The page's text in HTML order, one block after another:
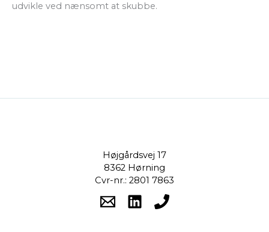
udvikle ved nænsomt at skubbe.
Højgårdsvej 17
8362 Hørning
Cvr-nr.: 2801 7863